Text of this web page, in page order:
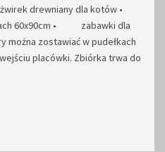
drewniany dla kotów •
60x90cm • zabawki dla
można zostawiać w pudełkach
placówki. Zbiórka trwa do